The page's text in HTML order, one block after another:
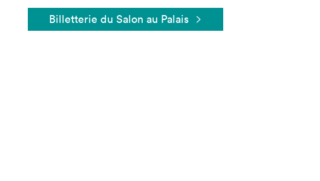
Billetterie du Salon au Palais